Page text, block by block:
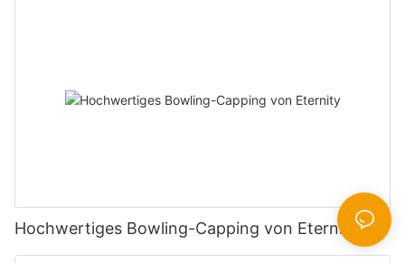
Hochwertiges Bowling-Capping von Eternity